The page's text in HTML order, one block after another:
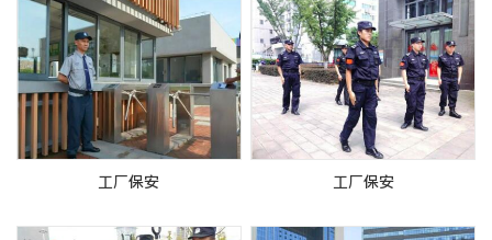
工厂保安 工厂保安